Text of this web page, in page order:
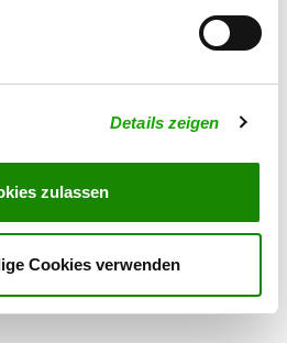
Details zeigen
zulassen
Cookies verwenden